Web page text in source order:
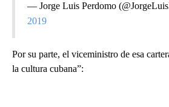
— Jorge Luis Perdomo
2019
Por su parte, el viceministro de esa
la cultura cubana”: